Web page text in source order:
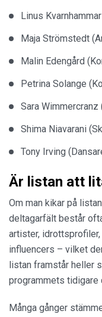
Linus
Maja Strömstedt
Malin Edengård
Petrina Solange
Sara Wimmercranz
Shima Niavarani
Tony Irving
Är listan att
Om man kikar på
deltagarfält består
artister,
influencers – vilket
listan framstår heller
programmets tidigare
Många gånger